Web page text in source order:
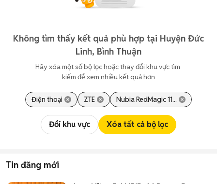
Không tìm thấy kết quả phù hợp tại Huyện Đức
Linh, Bình Thuận
Hãy xóa một số bộ lọc hoặc thay đổi khu vực tìm
kiếm để xem nhiều kết quả hơn
Điện thoại ZTE Nubia RedMagic 11...
Đổi khu vực Xóa tất cả bộ lọc
Tin đăng mới